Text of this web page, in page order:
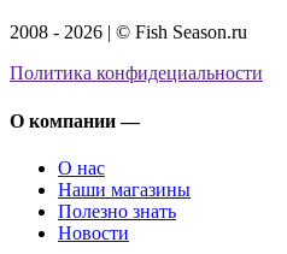
2008 - 2026 | © Fish Season.ru
Политика конфидециальности
О компании —
О нас
Наши магазины
Полезно знать
Новости